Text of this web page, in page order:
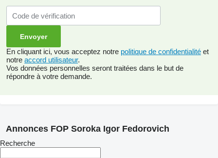
En cliquant ici, vous acceptez notre politique de confidentialité et
notre accord utilisateur.
Vos données personnelles seront traitées dans le but de
répondre à votre demande.
Annonces FOP Soroka Igor Fedorovich
Recherche